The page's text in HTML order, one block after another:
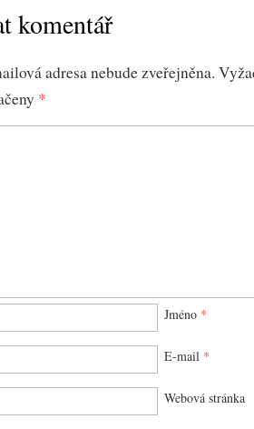
komentář
adresa nebude zveřejněna.
*
Jméno *
E-mail *
Webová stránka